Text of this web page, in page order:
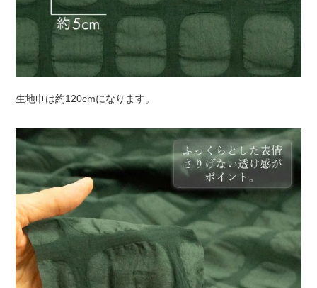
生地巾は約120cmになります。